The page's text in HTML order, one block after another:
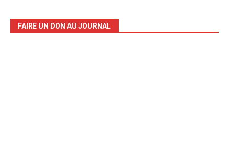
FAIRE UN DON AU JOURNAL